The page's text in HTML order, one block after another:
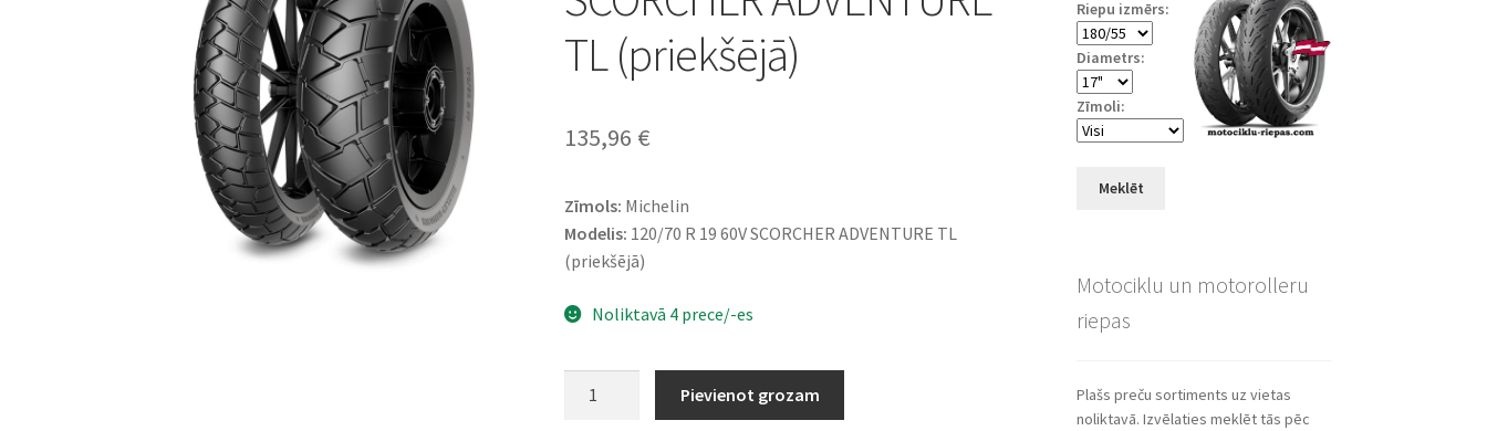
TL (priekšējā)
135,96 €
Zīmols: Michelin
Modelis: 120/70 R 19 60V SCORCHER ADVENTURE TL
(priekšējā)
Noliktavā 4 prece/-es
Pievienot grozam
Riepu izmērs:
Diametrs:
Zīmoli:
Meklēt
Motociklu un motorolleru
riepas
Plašs preču sortiments uz vietas
noliktavā. Izvēlaties meklēt tās pēc